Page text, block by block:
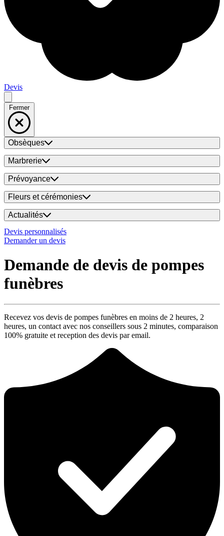
Devis
Fermer
Obsèques
Marbrerie
Prévoyance
Fleurs et cérémonies
Actualités
Devis personnalisés
Demander un devis
Demande de devis de pompes
funèbres
Recevez vos devis de pompes funèbres en moins de 2 heures, 2
heures, un contact avec nos conseillers sous 2 minutes, comparaison
100% gratuite et reception des devis par email.